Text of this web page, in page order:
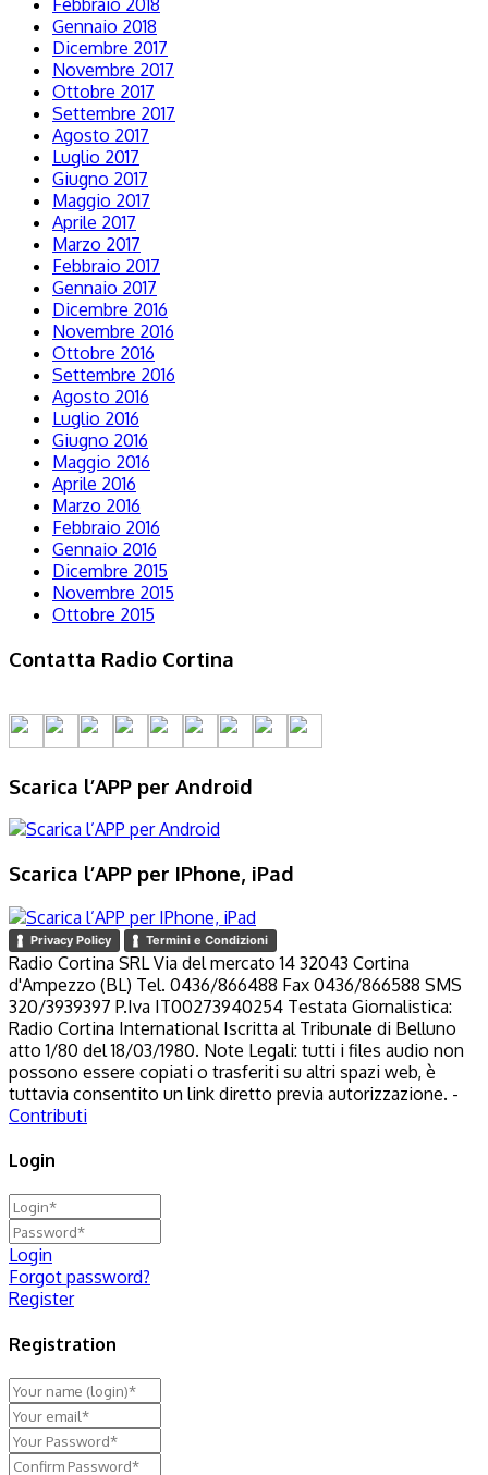
Febbraio 2018
Gennaio 2018
Dicembre 2017
Novembre 2017
Ottobre 2017
Settembre 2017
Agosto 2017
Luglio 2017
Giugno 2017
Maggio 2017
Aprile 2017
Marzo 2017
Febbraio 2017
Gennaio 2017
Dicembre 2016
Novembre 2016
Ottobre 2016
Settembre 2016
Agosto 2016
Luglio 2016
Giugno 2016
Maggio 2016
Aprile 2016
Marzo 2016
Febbraio 2016
Gennaio 2016
Dicembre 2015
Novembre 2015
Ottobre 2015
Contatta Radio Cortina
Scarica l’APP per Android
Scarica l’APP per IPhone, iPad
Privacy Policy Termini e Condizioni
Radio Cortina SRL Via del mercato 14 32043 Cortina
d'Ampezzo (BL) Tel. 0436/866488 Fax 0436/866588 SMS
320/3939397 P.Iva IT00273940254 Testata Giornalistica:
Radio Cortina International Iscritta al Tribunale di Belluno
atto 1/80 del 18/03/1980. Note Legali: tutti i files audio non
possono essere copiati o trasferiti su altri spazi web, è
tuttavia consentito un link diretto previa autorizzazione. -
Contributi
Login
Login
Forgot password?
Register
Registration